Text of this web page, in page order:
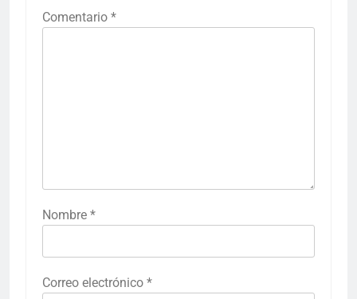
Comentario *
Nombre *
Correo electrónico *